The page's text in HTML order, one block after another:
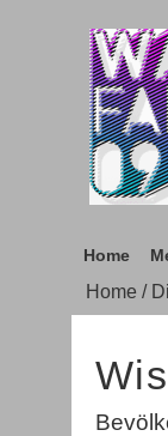
Home
Home /